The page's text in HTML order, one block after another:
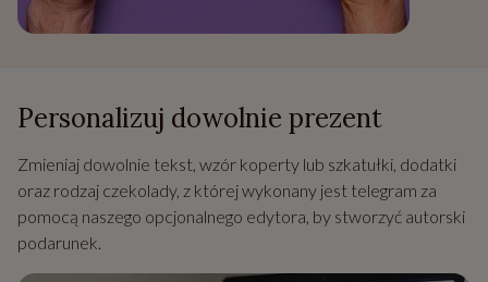
Personalizuj dowolnie prezent
Zmieniaj dowolnie tekst, wzór koperty lub szkatułki, dodatki
oraz rodzaj czekolady, z której wykonany jest telegram za
pomocą naszego opcjonalnego edytora, by stworzyć autorski
podarunek.